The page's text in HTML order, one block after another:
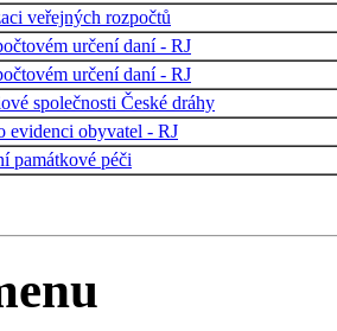
veřejných rozpočtů
určení daní - RJ
určení daní - RJ
společnosti České dráhy
evidenci obyvatel - RJ
památkové péči